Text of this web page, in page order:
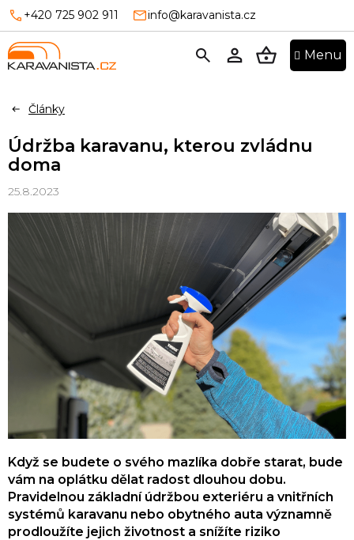
Přejít
obsah
+420 725 902 911 info@karavanista.cz
Články
Údržba karavanu, kterou zvládnu
doma
25.8.2023
Když se budete o svého mazlíka dobře starat, bude
vám na oplátku dělat radost dlouhou dobu.
Pravidelnou základní údržbou exteriéru a vnitřních
systémů karavanu nebo obytného auta významně
prodloužíte jejich životnost a snížíte riziko